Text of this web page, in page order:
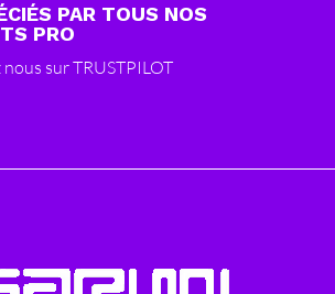
PAR TOUS NOS
PRO
nous sur TRUSTPILOT